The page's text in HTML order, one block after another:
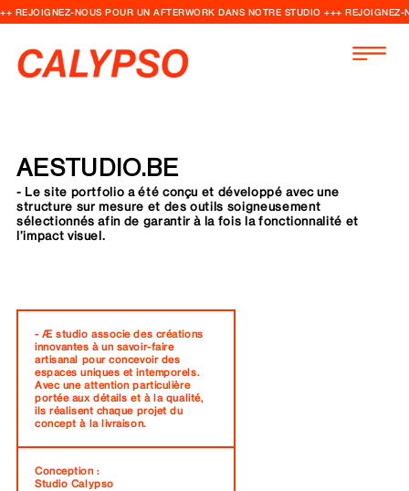
++ REJOIGNEZ-NOUS POUR UN AFTERWORK DANS NOTRE STUDIO +++
AESTUDIO.BE
- Le site portfolio a été conçu et développé avec une
structure sur mesure et des outils soigneusement
sélectionnés afin de garantir à la fois la fonctionnalité et
l’impact visuel.
- Æ studio associe des créations
innovantes à un savoir-faire
artisanal pour concevoir des
espaces uniques et intemporels.
Avec une attention particulière
portée aux détails et à la qualité,
ils réalisent chaque projet du
concept à la livraison.
Conception :
Studio Calypso